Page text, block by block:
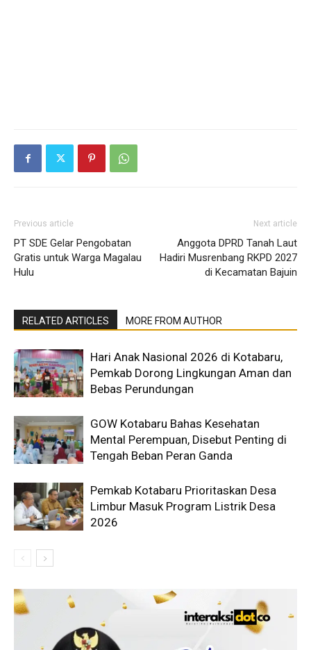
Previous article
PT SDE Gelar Pengobatan
Gratis untuk Warga Magalau
Hulu
Next article
Anggota DPRD Tanah Laut
Hadiri Musrenbang RKPD 2027
di Kecamatan Bajuin
RELATED ARTICLES MORE FROM AUTHOR
Hari Anak Nasional 2026 di Kotabaru,
Pemkab Dorong Lingkungan Aman dan
Bebas Perundungan
GOW Kotabaru Bahas Kesehatan
Mental Perempuan, Disebut Penting di
Tengah Beban Peran Ganda
Pemkab Kotabaru Prioritaskan Desa
Limbur Masuk Program Listrik Desa
2026